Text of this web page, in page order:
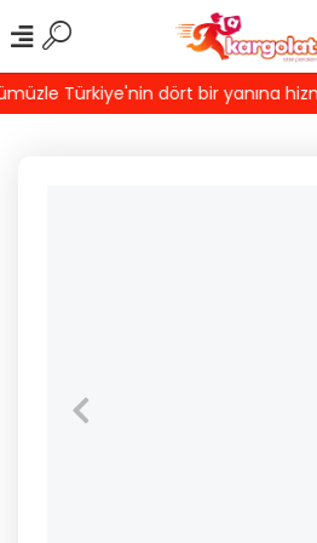
Türkiye'nin dört bir yanına